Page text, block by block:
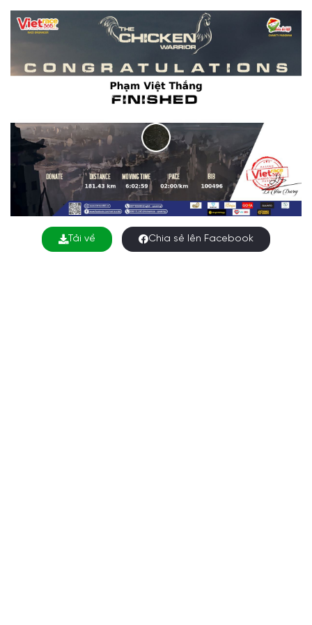
Tải về Chia sẻ lên Facebook